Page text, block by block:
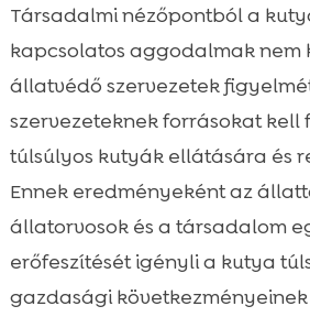
Társadalmi nézőpontból a
kapcsolatos aggodalmak nem
állatvédő szervezetek
szervezeteknek forrásokat kell
túlsúlyos kutyák ellátására és
Ennek eredményeként az
állatorvosok és a társadalom
erőfeszítését igényli a kutya
gazdasági